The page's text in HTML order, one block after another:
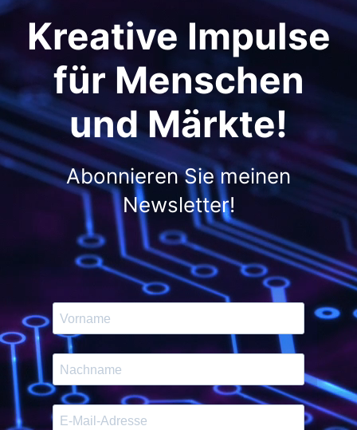
Kreative Impulse
für Menschen
und Märkte!
Abonnieren Sie meinen
Newsletter!